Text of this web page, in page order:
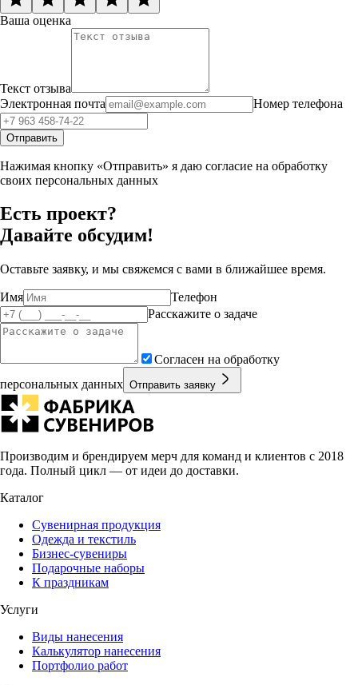
Ваша оценка
Текст отзыва
Электронная почта
Номер телефона
Отправить
Нажимая кнопку «Отправить» я даю согласие на обработку
своих персональных данных
Есть проект?
Давайте обсудим!
Оставьте заявку, и мы свяжемся с вами в ближайшее время.
Имя
Телефон
Расскажите о задаче
Согласен на обработку
персональных данных Отправить заявку
Производим и брендируем мерч для команд и клиентов с 2018
года. Полный цикл — от идеи до доставки.
Каталог
Сувенирная продукция
Одежда и текстиль
Бизнес-сувениры
Подарочные наборы
К праздникам
Услуги
Виды нанесения
Калькулятор нанесения
Портфолио работ